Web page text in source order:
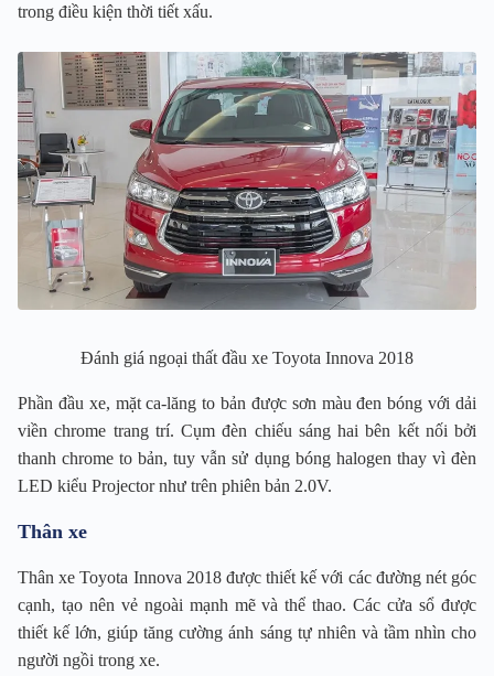
trong điều kiện thời tiết xấu.
Đánh giá ngoại thất đầu xe Toyota Innova 2018
Phần đầu xe, mặt ca-lăng to bản được sơn màu đen bóng với dải
viền chrome trang trí. Cụm đèn chiếu sáng hai bên kết nối bởi
thanh chrome to bản, tuy vẫn sử dụng bóng halogen thay vì đèn
LED kiểu Projector như trên phiên bản 2.0V.
Thân xe
Thân xe Toyota Innova 2018 được thiết kế với các đường nét góc
cạnh, tạo nên vẻ ngoài mạnh mẽ và thể thao. Các cửa sổ được
thiết kế lớn, giúp tăng cường ánh sáng tự nhiên và tầm nhìn cho
người ngồi trong xe.